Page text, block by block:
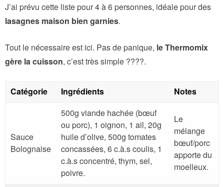
J’ai prévu cette liste pour 4 à 6 personnes, idéale pour des
lasagnes maison bien garnies.
Tout le nécessaire est ici. Pas de panique, le Thermomix
gère la cuisson, c’est très simple ????.
Catégorie Ingrédients Notes
Sauce
Bolognaise
500g viande hachée (bœuf
ou porc), 1 oignon, 1 ail, 20g
huile d’olive, 500g tomates
concassées, 6 c.à.s coulis, 1
c.à.s concentré, thym, sel,
poivre.
Le
mélange
bœuf/porc
apporte du
moelleux.